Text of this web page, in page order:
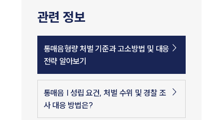
관련 정보
통매음형량 처벌 기준과 고소방법 및 대응
전략 알아보기
통매음 | 성립 요건, 처벌 수위 및 경찰 조
사 대응 방법은?